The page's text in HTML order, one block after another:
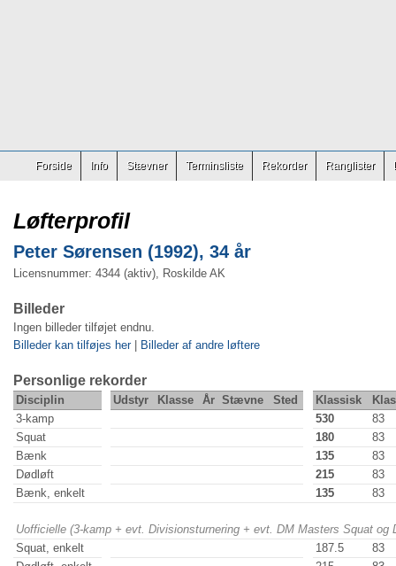
Forside Info Stævner Terminsliste Rekorder Ranglister
Løfterprofil
Peter Sørensen (1992), 34 år
Licensnummer: 4344 (aktiv), Roskilde AK
Billeder
Ingen billeder tilføjet endnu.
Billeder kan tilføjes her| Billeder af andre løftere
Personlige rekorder
Disciplin Udstyr Klasse År Stævne Sted Klassisk
3-kamp
530
83
Squat
180
83
Bænk
135
83
Dødløft
215
83
Bænk, enkelt
135 83
Uofficielle (3-kamp + evt. Divisionsturnering + evt. DM Masters Squat
Squat, enkelt
187.5
83